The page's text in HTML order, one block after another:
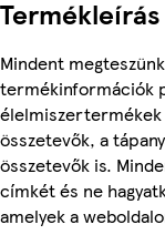
Mindent
termékinformációk
élelmiszertermékek
összetevők, a
összetevők is.
címkét és ne
amelyek a